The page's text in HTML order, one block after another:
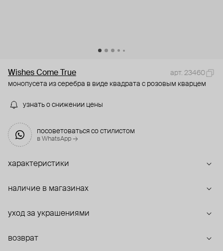
Wishes Come True
арт. 23460
монопусета из серебра в виде квадрата с розовым кварцем
узнать о снижении цены
посоветоваться со стилистом
в WhatsApp →
характеристики
наличие в магазинах
уход за украшениями
возврат